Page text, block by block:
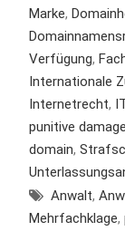
Marke,
Verfügung,
Internationale
Internetrecht,
punitive
domain,
Anwalt,
Mehrfachklage,